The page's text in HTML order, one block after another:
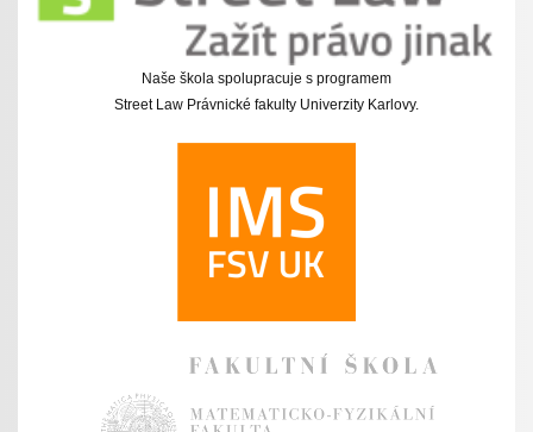
Naše škola spolupracuje s programem
Street Law Právnické fakulty Univerzity Karlovy.